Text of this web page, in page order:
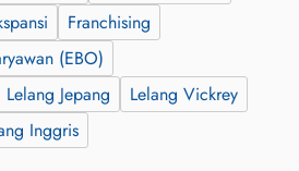
Franchising
(EBO)
Lelang Jepang
Lelang Vickrey
Inggris